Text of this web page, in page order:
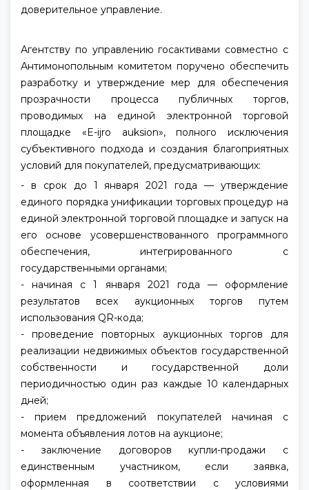
доверительное управление.
Агентству по управлению госактивами совместно с
Антимонопольным комитетом поручено обеспечить
разработку и утверждение мер для обеспечения
прозрачности процесса публичных торгов,
проводимых на единой электронной торговой
площадке «E-ijro auksion», полного исключения
субъективного подхода и создания благоприятных
условий для покупателей, предусматривающих:
- в срок до 1 января 2021 года — утверждение
единого порядка унификации торговых процедур на
единой электронной торговой площадке и запуск на
его основе усовершенствованного программного
обеспечения, интегрированного с
государственными органами;
- начиная с 1 января 2021 года — оформление
результатов всех аукционных торгов путем
использования QR-кода;
- проведение повторных аукционных торгов для
реализации недвижимых объектов государственной
собственности и государственной доли
периодичностью один раз каждые 10 календарных
дней;
- прием предложений покупателей начиная с
момента объявления лотов на аукционе;
- заключение договоров купли-продажи с
единственным участником, если заявка,
оформленная в соответствии с условиями